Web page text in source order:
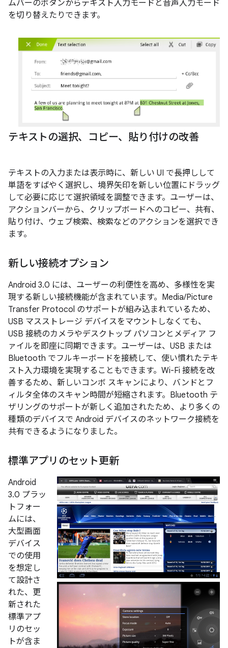
ムバーのボタンからテキスト入力モードと音声入力モード
を切り替えたりできます。
テキストの選択、コピー、貼り付けの改善
テキストの入力または表示時に、新しい UI で長押しして
単語をすばやく選択し、境界矢印を新しい位置にドラッグ
して必要に応じて選択領域を調整できます。ユーザーは、
アクションバーから、クリップボードへのコピー、共有、
貼り付け、ウェブ検索、検索などのアクションを選択でき
ます。
新しい接続オプション
Android 3.0 には、ユーザーの利便性を高め、多様性を実
現する新しい接続機能が含まれています。Media/Picture
Transfer Protocol のサポートが組み込まれているため、
USB マスストレージ デバイスをマウントしなくても、
USB 接続のカメラやデスクトップ パソコンとメディア フ
ァイルを即座に同期できます。ユーザーは、USB または
Bluetooth でフルキーボードを接続して、使い慣れたテキ
スト入力環境を実現することもできます。Wi-Fi 接続を改
善するため、新しいコンボ スキャンにより、バンドとフ
ィルタ全体のスキャン時間が短縮されます。Bluetooth テ
ザリングのサポートが新しく追加されたため、より多くの
種類のデバイスで Android デバイスのネットワーク接続を
共有できるようになりました。
標準アプリのセット更新
Android
3.0 プラッ
トフォー
ムには、
大型画面
デバイス
での使用
を想定し
て設計さ
れた、更
新された
標準アプ
リのセッ
トが含ま